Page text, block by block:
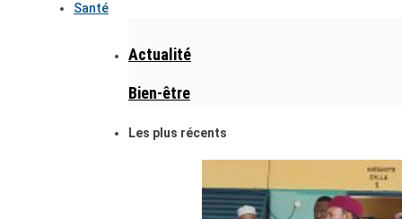
Santé
Actualité
Bien-être
Les plus récents